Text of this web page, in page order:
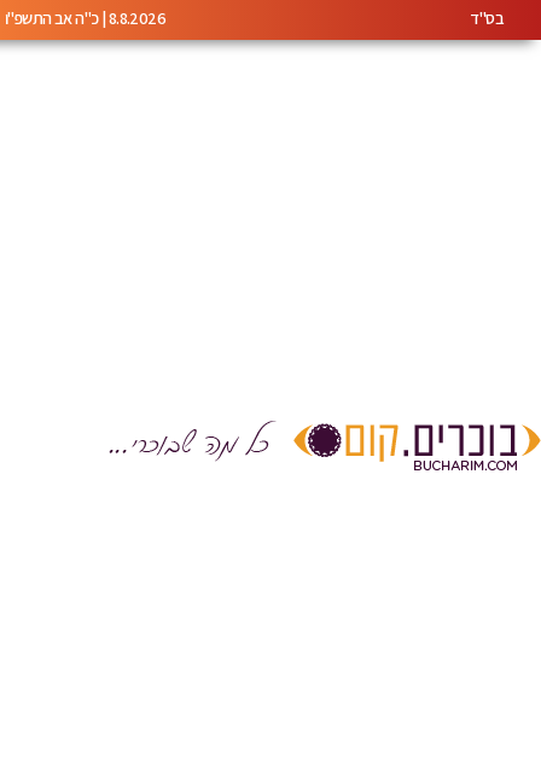
בס"ד 8.8.2026 | כ"ה אב התשפ"ו